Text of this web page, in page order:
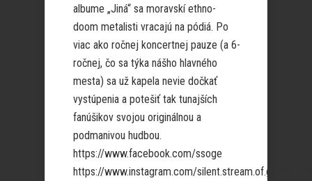
albume „Jiná“ sa moravskí ethno-
doom metalisti vracajú na pódiá. Po
viac ako ročnej koncertnej pauze (a 6-
ročnej, čo sa týka nášho hlavného
mesta) sa už kapela nevie dočkať
vystúpenia a potešiť tak tunajších
fanúšikov svojou originálnou a
podmanivou hudbou.
https://www.facebook.com/ssoge
https://www.instagram.com/